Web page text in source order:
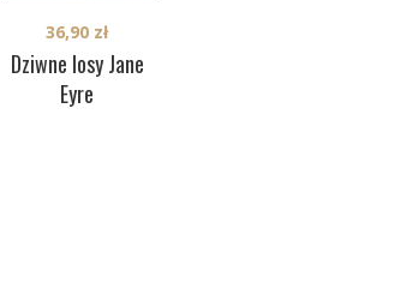
Dziwne losy Jane
Eyre
36,90 zł